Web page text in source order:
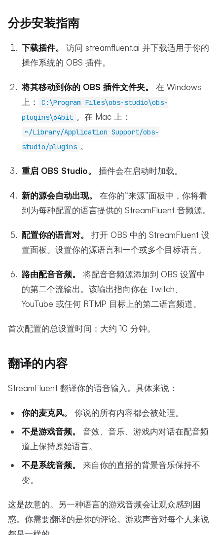
分步安装指南
下载插件。
访问 streamfluent.ai 并下载适用于你的
操作系统的 OBS 插件。
将其移动到你的 OBS 插件文件夹。
在 Windows
上：
C:\Program Files\obs-studio\obs-
plugins\64bit 。在 Mac 上：
~/Library/Application Support/obs-
studio/plugins 。
重启 OBS Studio。 插件会在启动时加载。
新的源会自动出现。
在你的“来源”面板中，你将看
到为每种配置的语言提供的 StreamFluent 音频源。
配置你的语言对。
打开 OBS 中的 StreamFluent 设
置面板。设置你的源语言和一个或多个目标语言。
路由配音音频。
将配音音频源添加到 OBS 设置中
的第二个流输出。该输出指向你在 Twitch、
YouTube 或任何 RTMP 目标上的第二语言频道。
首次配置的总设置时间：大约 10 分钟。
翻译的内容
StreamFluent 翻译你的语音输入。具体来说：
你的麦克风。
你说的所有内容都会被处理。
不是游戏音频。
音效、音乐、游戏内对话在配音频
道上保持原始语言。
不是系统音频。
来自你的直播的背景音乐保持不
变。
这是故意的。另一种语言的游戏音频会让观众感到困
惑。你需要翻译的是你的评论。游戏声音对每个人来说